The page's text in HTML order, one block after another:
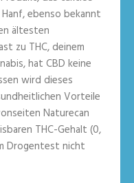
ebenso bekannt
ältesten
zu THC, deinem
hat CBD keine
wird dieses
Vorteile
Naturecan
THC-Gehalt (0,
Drogentest nicht